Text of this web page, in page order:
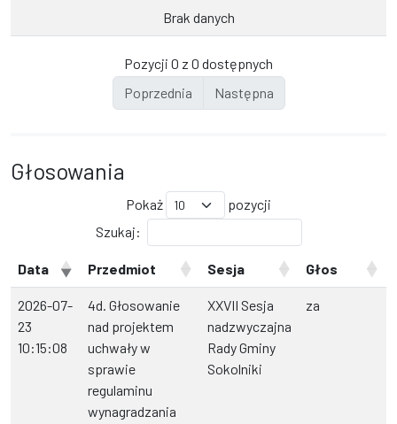
Brak danych
Pozycji 0 z 0 dostępnych
Poprzednia
Następna
Głosowania
Pokaż
pozycji
Szukaj:
Data Przedmiot Sesja Głos
2026-07-
23
10:15:08
4d. Głosowanie
nad projektem
uchwały w
sprawie
regulaminu
wynagradzania
XXVII Sesja
nadzwyczajna
Rady Gminy
Sokolniki
za